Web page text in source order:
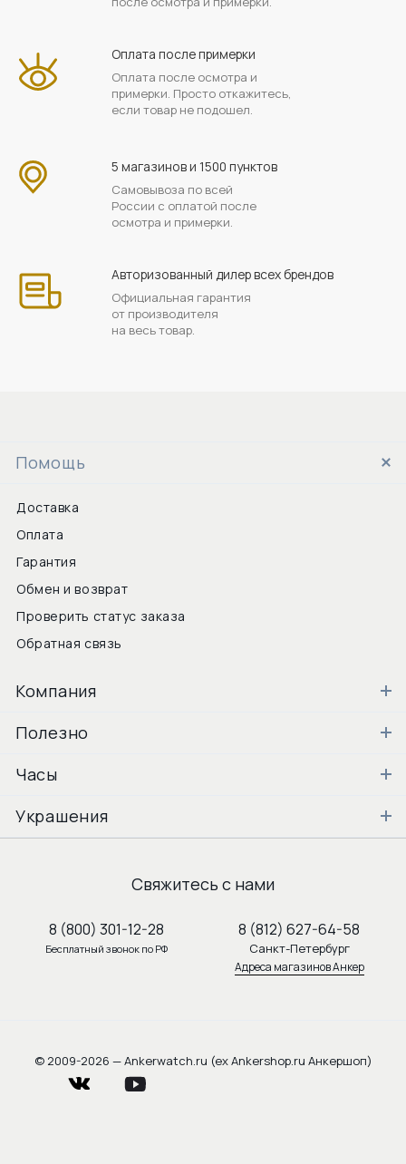
Оплата после примерки
Оплата после осмотра и
примерки. Просто откажитесь,
если товар не подошел.
5 магазинов и 1500 пунктов
Самовывоза по всей
России с оплатой после
осмотра и примерки.
Авторизованный дилер всех брендов
Официальная гарантия
от производителя
на весь товар.
Помощь
Доставка
Оплата
Гарантия
Обмен и возврат
Проверить статус заказа
Обратная связь
Компания
Полезно
Часы
Украшения
Свяжитесь с нами
8 (800) 301-12-28
Бесплатный звонок по РФ
8 (812) 627-64-58
Санкт-Петербург
Адреса магазинов Анкер
© 2009-2026 — Ankerwatch.ru (ex Ankershop.ru Анкершоп)
vkontakte youtube